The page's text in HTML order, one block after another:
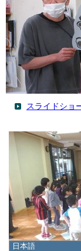
日本語
スライドショ